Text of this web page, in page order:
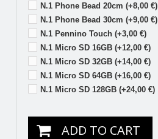
N.1 Phone Bead 20cm (+8,00 €)
N.1 Phone Bead 30cm (+9,00 €)
N.1 Pennino Touch (+3,00 €)
N.1 Micro SD 16GB (+12,00 €)
N.1 Micro SD 32GB (+14,00 €)
N.1 Micro SD 64GB (+16,00 €)
N.1 Micro SD 128GB (+24,00 €)
ADD TO CART